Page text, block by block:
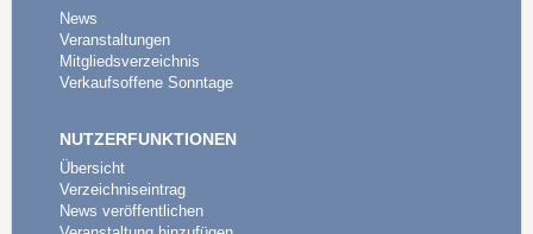
News
Veranstaltungen
Mitgliedsverzeichnis
Verkaufsoffene Sonntage
NUTZERFUNKTIONEN
Übersicht
Verzeichniseintrag
News veröffentlichen